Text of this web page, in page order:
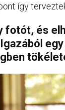
így
fotót, és